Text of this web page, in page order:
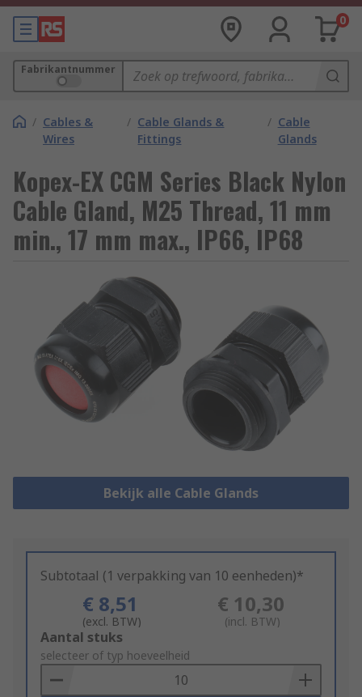
0
Fabrikantnummer
/ Cables &
Wires
/ Cable Glands &
Fittings
/ Cable
Glands
Kopex-EX CGM Series Black Nylon
Cable Gland, M25 Thread, 11 mm
min., 17 mm max., IP66, IP68
Bekijk alle Cable Glands
Subtotaal (1 verpakking van 10 eenheden)*
€ 8,51
(excl. BTW)
€ 10,30
(incl. BTW)
Add
to
Basket
Aantal stuks
selecteer of typ hoeveelheid